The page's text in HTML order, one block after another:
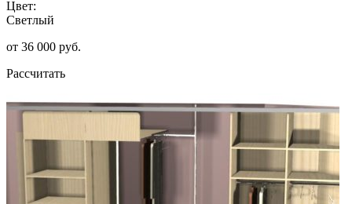
Цвет:
Светлый
от 36 000 руб.
Рассчитать